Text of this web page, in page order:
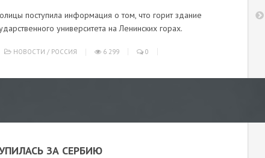
поступила информация о том, что горит здание
университета на Ленинских горах.
НОВОСТИ / РОССИЯ 6 299 0
ЗА СЕРБИЮ